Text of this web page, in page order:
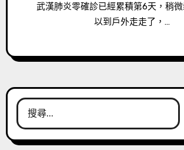
武漢肺炎零確診已經累積第6天，稍微鬆懈之餘可
以到戶外走走了，…
搜
尋
關